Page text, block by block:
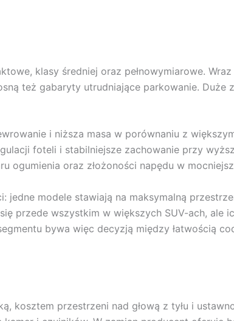
klasy średniej oraz pełnowymiarowe.
też gabaryty utrudniające parkowanie. Duże
i niższa masa w porównaniu z
foteli i stabilniejsze zachowanie przy
ogumienia oraz złożoności napędu w
modele stawiają na maksymalną
przede wszystkim w większych SUV-ach, ale
bywa więc decyzją między łatwością
kosztem przestrzeni nad głową z tyłu i